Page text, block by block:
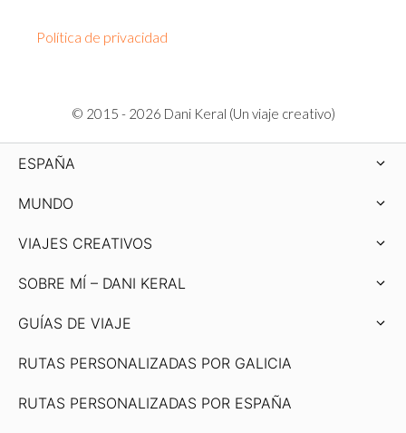
Política de privacidad
© 2015 - 2026 Dani Keral (Un viaje creativo)
ESPAÑA
MUNDO
VIAJES CREATIVOS
SOBRE MÍ – DANI KERAL
GUÍAS DE VIAJE
RUTAS PERSONALIZADAS POR GALICIA
RUTAS PERSONALIZADAS POR ESPAÑA